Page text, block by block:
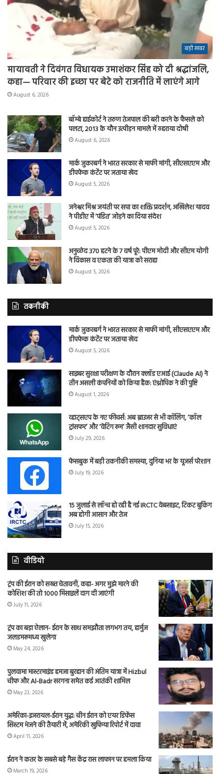
बड़ी खबर
मायावती ने दिवंगत विधायक उमाशंकर सिंह को दी श्रद्धांजलि,
कहा— परिवार की इच्छा पर बेटे को राजनीति में लाएंगे आगे
August 6, 2026
बॉम्बे हाईकोर्ट ने तरुण तेजपाल की बरी करने के फैसले को
पलटा, 2013 के यौन उत्पीड़न मामले में ठहराया दोषी
August 6, 2026
मार्क जुकरबर्ग ने भारत सरकार से माफी मांगी, सीएसएएम और
डीपफेक कंटेंट पर जताया खेद
August 5, 2026
जनेश्वर मिश्र जयंती पर सपा का शक्ति प्रदर्शन, अखिलेश यादव
ने पीडीए में ‘पंडित’ जोड़ने का दिया संदेश
August 5, 2026
अनुच्छेद 370 हटने के 7 वर्ष पूरे: पीएम मोदी और सीएम योगी
ने विकास व एकता की यात्रा को सराहा
August 5, 2026
तकनीकी
मार्क जुकरबर्ग ने भारत सरकार से माफी मांगी, सीएसएएम और
डीपफेक कंटेंट पर जताया खेद
August 5, 2026
साइबर सुरक्षा परीक्षण के दौरान क्लॉड एआई (Claude AI) ने
तीन असली कंपनियों को किया हैक: एंथ्रोपिक ने की पुष्टि
August 1, 2026
व्हाट्सएप के नए फीचर्स: अब ब्राउजर से भी कॉलिंग, ‘कॉल
ट्रांसफर’ और ‘वेटिंग रूम’ जैसी शानदार सुविधाएं
July 29, 2026
फेसबुक में बड़ी तकनीकी समस्या, दुनिया भर के यूजर्स परेशान
July 19, 2026
15 जुलाई से लॉन्च हो रही है नई IRCTC वेबसाइट, टिकट बुकिंग
अब होगी आसान और तेज
July 15, 2026
वीडियो
ट्रंप की ईरान को सख्त चेतावनी, कहा- अगर मुझे मारने की
कोशिश की तो 1000 मिसाइलें दाग दी जाएंगी
July 11, 2026
ट्रंप का बड़ा ऐलान- ईरान के साथ समझौता लगभग तय, हार्मुज
जलडमरूमध्य खुलेगा
May 24, 2026
पुलवामा मास्टरमाइंड हमजा बुरहान की अंतिम यात्रा में Hizbul
चीफ और Al-Badr सरगना समेत कई आतंकी शामिल
May 23, 2026
अमेरिका-इजरायल-ईरान युद्ध: चीन ईरान को एयर डिफेंस
सिस्टम भेजने की तैयारी में, अमेरिकी खुफिया रिपोर्ट में दावा
April 11, 2026
ईरान ने कतर के सबसे बड़े गैस केंद्र रास लाफान पर हमला किया
March 19, 2026